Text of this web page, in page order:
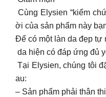
Cùng Elysien “kiểm
ời của sản phẩm này
Để có một làn da đẹp tự
da hiện có đáp ứng đủ
Tại Elysien, chúng tôi
au:
– Sản phẩm phải thân